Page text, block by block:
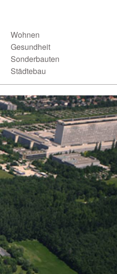
Wohnen
Gesundheit
Sonderbauten
Städtebau